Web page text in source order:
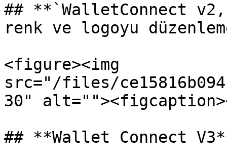
## **`WalletConnect
renk ve logoyu
<figure><img
src="/files/
30"
## **Wallet Connect